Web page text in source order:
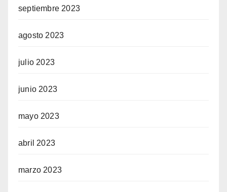
septiembre 2023
agosto 2023
julio 2023
junio 2023
mayo 2023
abril 2023
marzo 2023